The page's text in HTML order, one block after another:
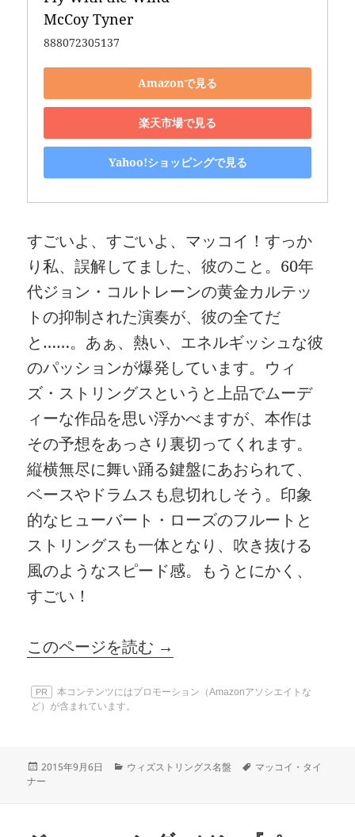
McCoy Tyner
888072305137
Amazonで見る
楽天市場で見る
Yahoo!ショッピングで見る
すごいよ、すごいよ、マッコイ！すっか
り私、誤解してました、彼のこと。60年
代ジョン・コルトレーンの黄金カルテッ
トの抑制された演奏が、彼の全てだ
と……。あぁ、熱い、エネルギッシュな彼
のパッションが爆発しています。ウィ
ズ・ストリングスというと上品でムーデ
ィーな作品を思い浮かべますが、本作は
その予想をあっさり裏切ってくれます。
縦横無尽に舞い踊る鍵盤にあおられて、
ベースやドラムスも息切れしそう。印象
的なヒューバート・ローズのフルートと
ストリングスも一体となり、吹き抜ける
風のようなスピード感。もうとにかく、
すごい！
このページを読む →
PR
本コンテンツにはプロモーション（Amazonアソシエイトな
ど）が含まれています。
投
稿
2015年9月6日
カ
ウィズストリングス名盤
タ
マッコイ・タイ
ナー